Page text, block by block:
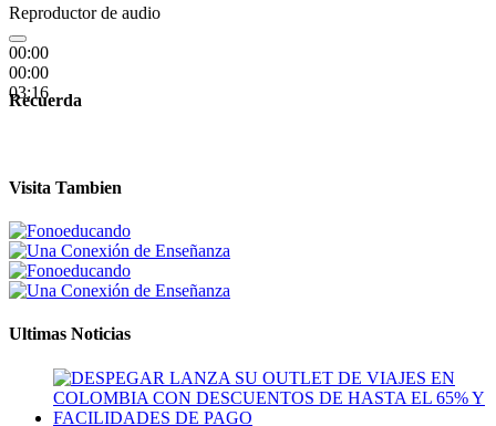
Reproductor de audio
00:00
00:00
03:16
Recuerda
Visita Tambien
Ultimas Noticias